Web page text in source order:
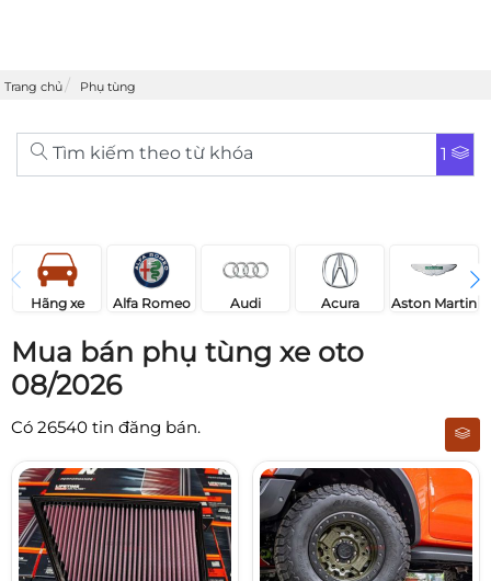
Trang chủ Phụ tùng
Tìm kiếm theo từ khóa 1
Hãng xe Alfa Romeo Audi Acura Aston Martin
Mua bán phụ tùng xe oto
08/2026
Có 26540 tin đăng bán.